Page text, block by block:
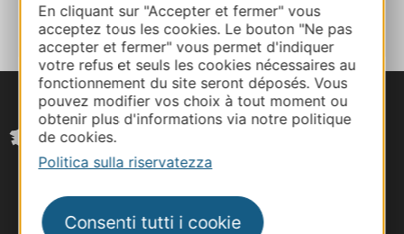
En cliquant sur "Accepter et fermer" vous
acceptez tous les cookies. Le bouton "Ne pas
accepter et fermer" vous permet d'indiquer
votre refus et seuls les cookies nécessaires au
fonctionnement du site seront déposés. Vous
pouvez modifier vos choix à tout moment ou
obtenir plus d'informations via notre politique
de cookies.
Politica sulla riservatezza
Consenti tutti i cookie